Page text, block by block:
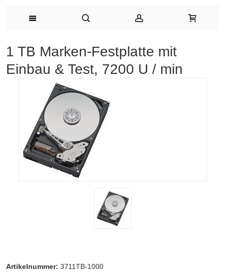
1 TB Marken-Festplatte mit
Einbau & Test, 7200 U / min
Artikelnummer: 3711TB-1000